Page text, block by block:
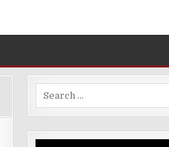
Search for: